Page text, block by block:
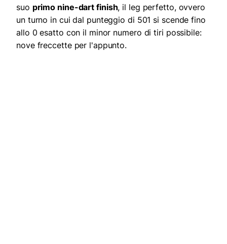
suo primo nine-dart finish, il leg perfetto, ovvero
un turno in cui dal punteggio di 501 si scende fino
allo 0 esatto con il minor numero di tiri possibile:
nove freccette per l'appunto.